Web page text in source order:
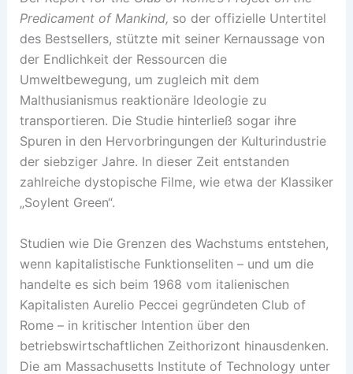
Predicament of Mankind, so der offizielle Untertitel
des Bestsellers, stützte mit seiner Kernaussage von
der Endlichkeit der Ressourcen die
Umweltbewegung, um zugleich mit dem
Malthusianismus reaktionäre Ideologie zu
transportieren. Die Studie hinterließ sogar ihre
Spuren in den Hervorbringungen der Kulturindustrie
der siebziger Jahre. In dieser Zeit entstanden
zahlreiche dystopische Filme, wie etwa der Klassiker
„Soylent Green“.
Studien wie Die Grenzen des Wachstums entstehen,
wenn kapitalistische Funktionseliten – und um die
handelte es sich beim 1968 vom italienischen
Kapitalisten Aurelio Peccei gegründeten Club of
Rome – in kritischer Intention über den
betriebswirtschaftlichen Zeithorizont hinausdenken.
Die am Massachusetts Institute of Technology unter